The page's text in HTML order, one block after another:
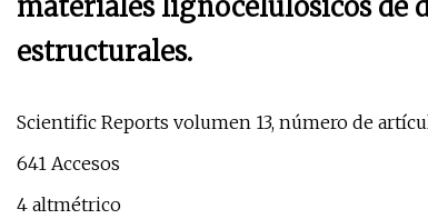
materiales lignocelulósicos de
estructurales.
Scientific Reports volumen 13, número de
641 Accesos
4 altmétrico